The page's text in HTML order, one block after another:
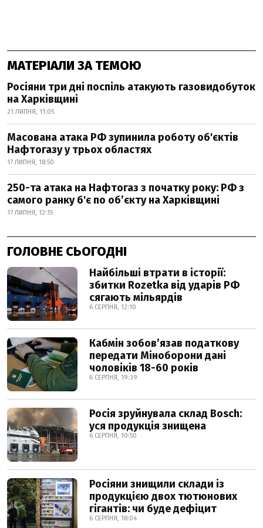
МАТЕРІАЛИ ЗА ТЕМОЮ
Росіяни три дні поспіль атакують газовидобуток
на Харківщині
21 ЛИПНЯ, 11:05
Масована атака РФ зупинила роботу об'єктів
Нафтогазу у трьох областях
17 ЛИПНЯ, 18:50
250-та атака на Нафтогаз з початку року: РФ з
самого ранку б'є по об’єкту на Харківщині
17 ЛИПНЯ, 12:15
ГОЛОВНЕ СЬОГОДНІ
Найбільші втрати в історії:
збитки Rozetka від ударів РФ
сягають мільярдів
6 СЕРПНЯ, 12:10
Кабмін зобовʼязав податкову
передати Міноборони дані
чоловіків 18-60 років
6 СЕРПНЯ, 19:39
Росія зруйнувала склад Bosch:
уся продукція знищена
6 СЕРПНЯ, 10:50
Росіяни знищили склади із
продукцією двох тютюнових
гігантів: чи буде дефіцит
6 СЕРПНЯ, 18:04